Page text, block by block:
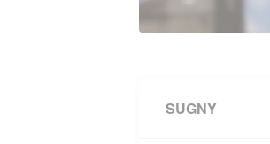
SUGNY